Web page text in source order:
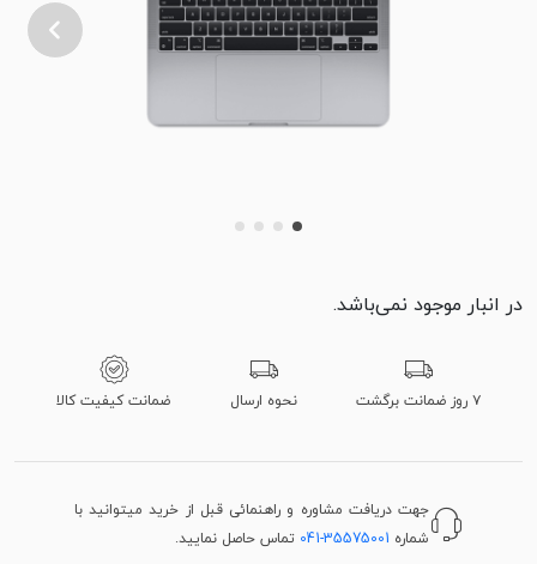
در انبار موجود نمی‌باشد.
۷ روز ضمانت برگشت نحوه ارسال ضمانت کیفیت کالا
جهت دریافت مشاوره و راهنمائی قبل از خرید میتوانید با
شماره 041-35575001 تماس حاصل نمایید.